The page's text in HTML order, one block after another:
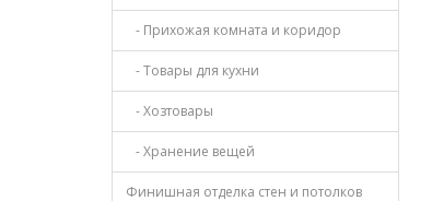
- Прихожая комната и коридор
- Товары для кухни
- Хозтовары
- Хранение вещей
Финишная отделка стен и потолков